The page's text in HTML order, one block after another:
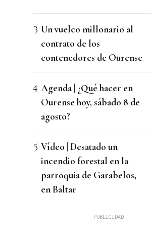
Un vuelco millonario al
contrato de los
contenedores de Ourense
Agenda | ¿Qué hacer en
Ourense hoy, sábado 8 de
agosto?
Vídeo | Desatado un
incendio forestal en la
parroquia de Garabelos,
en Baltar